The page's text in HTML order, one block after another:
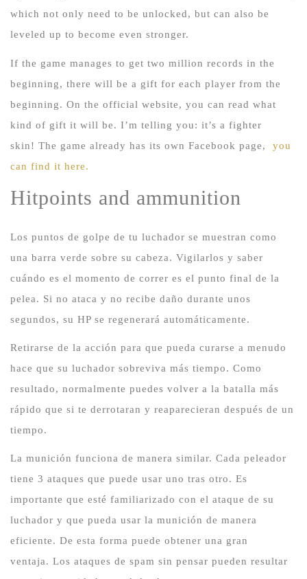
which not only need to be unlocked, but can also be
leveled up to become even stronger.
If the game manages to get two million records in the
beginning, there will be a gift for each player from the
beginning. On the official website, you can read what
kind of gift it will be. I’m telling you: it’s a fighter
skin! The game already has its own Facebook page,
you
can find it here.
Hitpoints and ammunition
Los puntos de golpe de tu luchador se muestran como
una barra verde sobre su cabeza. Vigilarlos y saber
cuándo es el momento de correr es el punto final de la
pelea. Si no ataca y no recibe daño durante unos
segundos, su HP se regenerará automáticamente.
Retirarse de la acción para que pueda curarse a menudo
hace que su luchador sobreviva más tiempo. Como
resultado, normalmente puedes volver a la batalla más
rápido que si te derrotaran y reaparecieran después de un
tiempo.
La munición funciona de manera similar. Cada peleador
tiene 3 ataques que puede usar uno tras otro. Es
importante que esté familiarizado con el ataque de su
luchador y que pueda usar la munición de manera
eficiente. De esta forma puede obtener una gran
ventaja. Los ataques de spam sin pensar pueden resultar